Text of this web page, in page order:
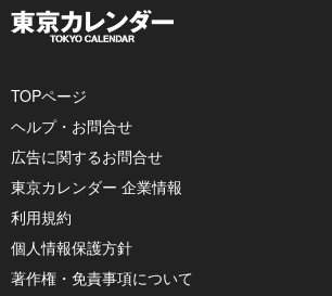
TOPページ
ヘルプ・お問合せ
広告に関するお問合せ
東京カレンダー 企業情報
利用規約
個人情報保護方針
著作権・免責事項について